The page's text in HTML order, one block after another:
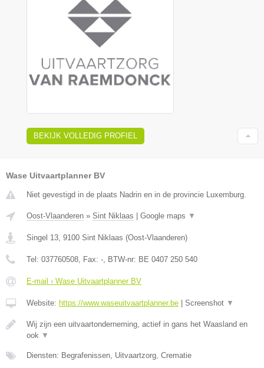
BEKIJK VOLLEDIG PROFIEL
Wase Uitvaartplanner BV
Niet gevestigd in de plaats Nadrin en in de provincie Luxemburg.
Oost-Vlaanderen » Sint Niklaas Google maps ▼
Singel 13 9100 Sint Niklaas (Oost-Vlaanderen)
Tel: 037760508 , Fax: - , BTW-nr: BE 0407 250 540
E-mail › Wase Uitvaartplanner BV
Website: https://www.waseuitvaartplanner.be Screenshot ▼
Wij zijn een uitvaartonderneming, actief in gans het Waasland en
ook ▼
Diensten: Begrafenissen, Uitvaartzorg, Crematie